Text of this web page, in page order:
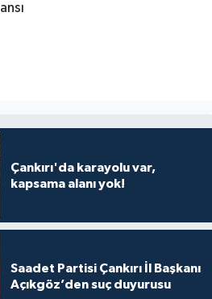
Çankırı'da karayolu var,
kapsama alanı yok!
Saadet Partisi Çankırı İl Başkanı
Açıkgöz’den suç duyurusu